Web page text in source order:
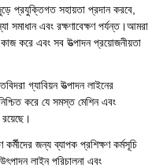
প্রযুক্তিগত সহায়তা প্রদান করবে,
সমাধান এবং রক্ষণাবেক্ষণ পর্যন্ত।আমরা
করে এবং সব উত্পাদন প্রয়োজনীয়তা
গ্যাবিয়ন উত্পাদন লাইনের
করে যে সমস্ত মেশিন এবং
জন্য ব্যাপক প্রশিক্ষণ কর্মসূচি
লাইন পরিচালনা এবং